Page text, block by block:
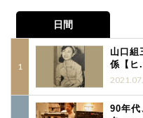
日間
山口組
係【ヒ
90年